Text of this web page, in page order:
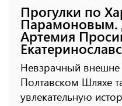
Прогулки по
Парамоновым.
Артемия
Невзрачный внешне
Полтавском Шляхе
увлекательную